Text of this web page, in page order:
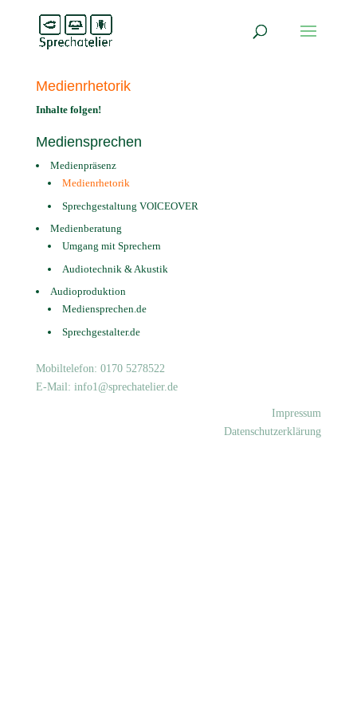
Medienrhetorik
Inhalte folgen!
Mediensprechen
Medienpräsenz
Medienrhetorik
Sprechgestaltung VOICEOVER
Medienberatung
Umgang mit Sprechern
Audiotechnik & Akustik
Audioproduktion
Mediensprechen.de
Sprechgestalter.de
Mobiltelefon: 0170 5278522
E-Mail: info1@sprechatelier.de
Impressum
Datenschutzerklärung